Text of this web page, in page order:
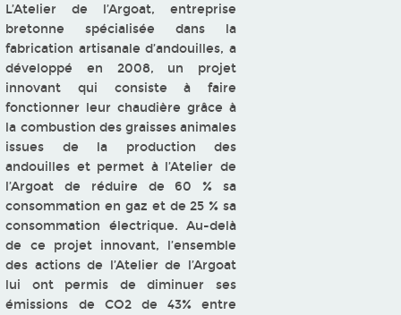
L’Atelier de l’Argoat, entreprise
bretonne spécialisée dans la
fabrication artisanale d’andouilles, a
développé en 2008, un projet
innovant qui consiste à faire
fonctionner leur chaudière grâce à
la combustion des graisses animales
issues de la production des
andouilles et permet à l’Atelier de
l’Argoat de réduire de 60 % sa
consommation en gaz et de 25 % sa
consommation électrique. Au-delà
de ce projet innovant, l’ensemble
des actions de l’Atelier de l’Argoat
lui ont permis de diminuer ses
émissions de CO2 de 43% entre